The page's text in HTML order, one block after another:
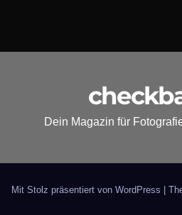
Dein Magazin für
Mit Stolz präsentiert von WordPress |